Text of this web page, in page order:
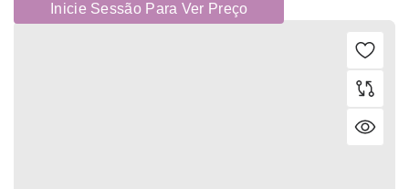
Inicie Sessão Para Ver Preço